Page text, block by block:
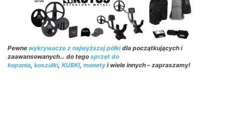
Pewne wykrywacze z najwyższej półkidla początkujących i
zaawansowanych… do tego sprzęt do
kopania, koszulki, KUBKI, monety i wiele innych – zapraszamy!